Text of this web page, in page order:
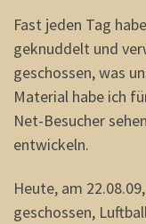
Fast jeden Tag
geknuddelt und
geschossen, was
Material habe ich
Net-Besucher
entwickeln.
Heute, am
geschossen,